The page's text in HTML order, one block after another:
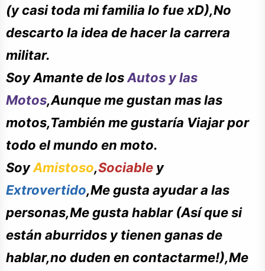
(y casi toda mi familia lo fue xD),No
descarto la idea de hacer la carrera
militar.
Soy Amante de losAutos y las
Motos,Aunque me gustan mas las
motos,También megustaría Viajar por
todo el mundo en moto.
SoyAmistoso,Sociable y
Extrovertido,Me gusta ayudar a las
personas,Me gusta hablar (Asíque si
están aburridos y tienen ganas de
hablar,no duden en contactarme!),Me